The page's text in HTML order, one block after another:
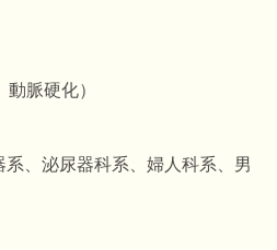
動脈硬化）
系、泌尿器科系、婦人科系、男